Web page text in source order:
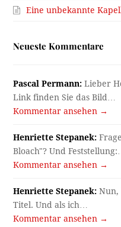
Eine unbekannte
Neueste Kommentare
Pascal Permann: Lieber
Link finden Sie das Bild…
Kommentar ansehen →
Henriette Stepanek:
Bloach"? Und Feststellung:…
Kommentar ansehen →
Henriette Stepanek: Nun,
Titel. Und als ich…
Kommentar ansehen →